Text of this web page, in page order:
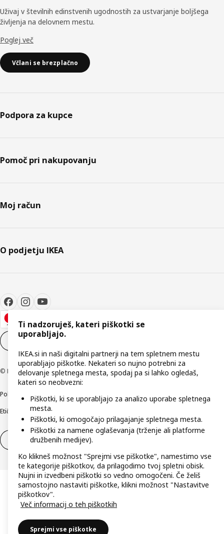
Uživaj v številnih edinstvenih ugodnostih za ustvarjanje boljšega
življenja na delovnem mestu.
Poglej več
Včlani se brezplačno
Podpora za kupce
Pomoč pri nakupovanju
Moj račun
O podjetju IKEA
Nastavitve piškotkov
© Inter IKEA Systems B.V. 1999–2026
Politika zasebnosti Pravilnik o piškotkih Pogoji poslovanja
Podatki o podjetju
Etično odkrivanje varnostnih pomanjkljivosti
Odstop od pogodbe
Ti nadzoruješ, kateri piškotki se
uporabljajo.
IKEA.si in naši digitalni partnerji na tem spletnem mestu
uporabljajo piškotke. Nekateri so nujno potrebni za
delovanje spletnega mesta, spodaj pa si lahko ogledaš,
kateri so neobvezni:
Piškotki, ki se uporabljajo za analizo uporabe spletnega
mesta.
Piškotki, ki omogočajo prilagajanje spletnega mesta.
Piškotki za namene oglaševanja (trženje ali platforme
družbenih medijev).
Ko klikneš možnost "Sprejmi vse piškotke", namestimo vse
te kategorije piškotkov, da prilagodimo tvoj spletni obisk.
Nujni in izvedbeni piškotki so vedno omogočeni. Če želiš
samostojno nastaviti piškotke, klikni možnost "Nastavitve
piškotkov".
Več informacij o teh piškotkih
Sprejmi vse piškotke